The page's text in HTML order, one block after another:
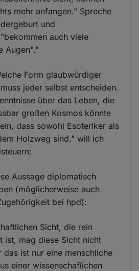
mehr anfangen." Spreche
und
auch viele
Augen"."
Form glaubwürdiger
jeder selbst entscheiden.
über das Leben, die
großen Kosmos könnte
dass sowohl Esoteriker als
Holzweg sind." will ich
Aussage diplomatisch
(möglicherweise auch
bei hpd):
Sicht, die rein
ist, mag diese Sicht nicht
ist nur eine menschliche
einer wissenschaflichen